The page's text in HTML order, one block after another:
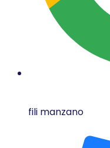
fili manzano